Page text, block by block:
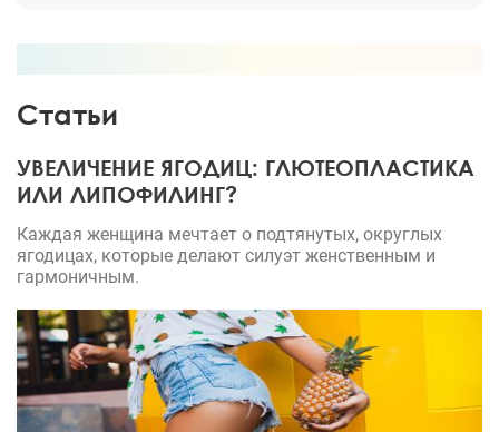
Статьи
УВЕЛИЧЕНИЕ ЯГОДИЦ: ГЛЮТЕОПЛАСТИКА
ИЛИ ЛИПОФИЛИНГ?
Каждая женщина мечтает о подтянутых, округлых
ягодицах, которые делают силуэт женственным и
гармоничным.